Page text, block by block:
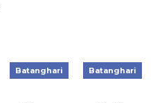
Batanghari Batanghari